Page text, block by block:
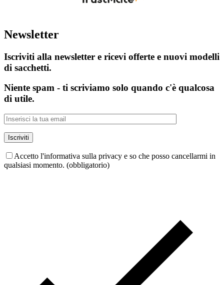
Newsletter
Iscriviti alla newsletter e ricevi offerte e nuovi modelli
di sacchetti.
Niente spam - ti scriviamo solo quando c'è qualcosa
di utile.
Accetto l'informativa sulla privacy e so che posso cancellarmi in
qualsiasi momento. (obbligatorio)